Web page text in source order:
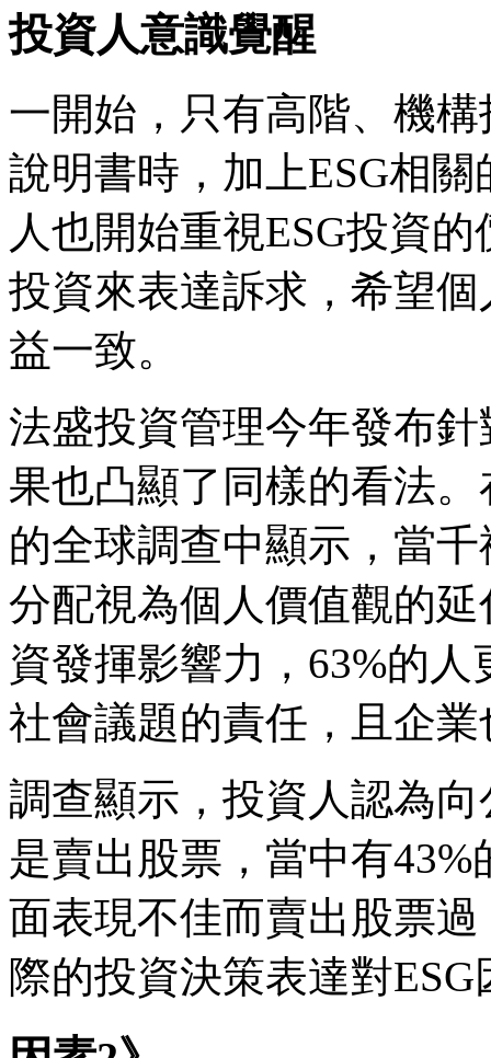
投資人意識覺醒
一開始，只有高階、機
說明書時，加上ESG相
人也開始重視ESG投資
投資來表達訴求，希望
益一致。
法盛投資管理今年發布
果也凸顯了同樣的看法
的全球調查中顯示，當
分配視為個人價值觀的
資發揮影響力，63%的
社會議題的責任，且企
調查顯示，投資人認為
是賣出股票，當中有
面表現不佳而賣出股票
際的投資決策表達對